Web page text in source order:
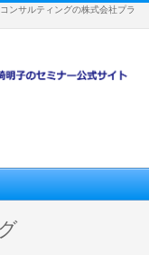
ンサルティングの株式会社プラ